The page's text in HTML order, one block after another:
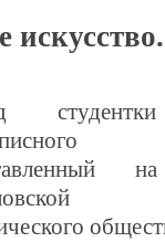
искусство.